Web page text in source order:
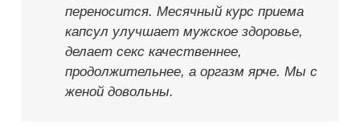
переносится. Месячный курс приема
капсул улучшает мужское здоровье,
делает секс качественнее,
продолжительнее, а оргазм ярче. Мы с
женой довольны.